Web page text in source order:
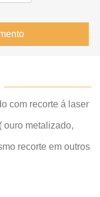
com recorte á laser
ouro metalizado,
recorte em outros